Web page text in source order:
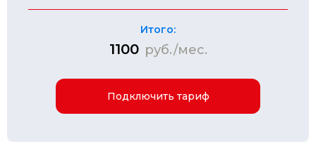
Итого:
1100 руб./мес.
Подключить тариф